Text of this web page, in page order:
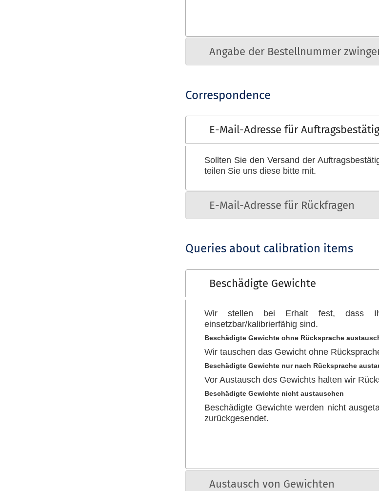
Angabe der Bestellnummer
Correspondence
E-Mail-Adresse für
Sollten Sie den Versand der
teilen Sie uns diese bitte mit.
E-Mail-Adresse für Rückfragen
Queries about calibration items
Beschädigte Gewichte
Wir stellen bei Erhalt fest, dass
einsetzbar/kalibrierfähig sind.
Beschädigte Gewichte ohne Rücksprache
Wir tauschen das Gewicht ohne
Beschädigte Gewichte nur nach Rücksprache
Vor Austausch des Gewichts halten wir
Beschädigte Gewichte nicht austauschen
Beschädigte Gewichte werden nicht
zurückgesendet.
Austausch von Gewichten